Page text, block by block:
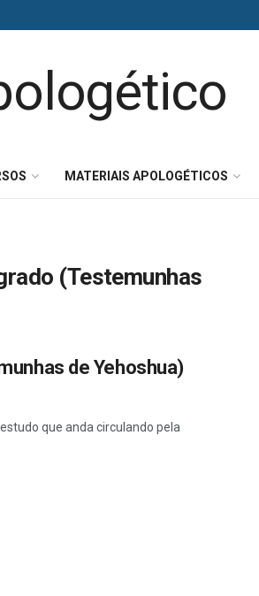
MATERIAIS APOLOGÉTICOS
(Testemunhas
de Yehoshua)
que anda circulando pela